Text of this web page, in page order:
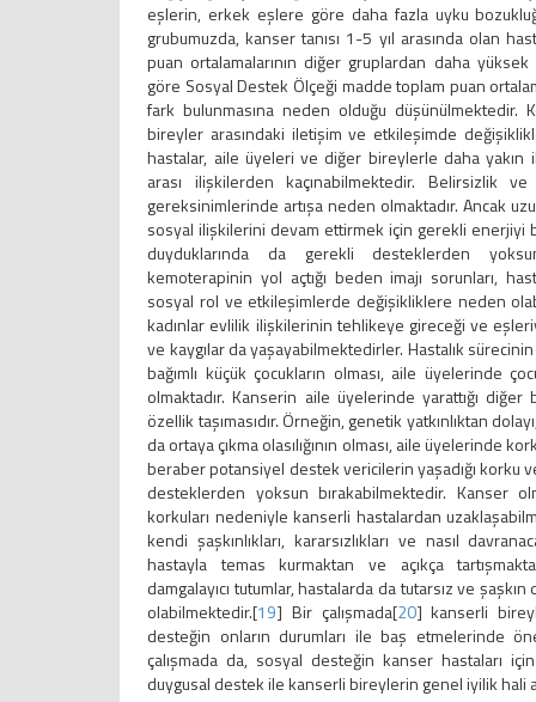
eşlerin, erkek eşlere göre daha fazla uyku
grubumuzda, kanser tanısı 1-5 yıl arasında olan
puan ortalamalarının diğer gruplardan daha
göre Sosyal Destek Ölçeği madde toplam puan
fark bulunmasına neden olduğu düşünülmektedir.
bireyler arasındaki iletişim ve etkileşimde
hastalar, aile üyeleri ve diğer bireylerle daha
arası ilişkilerden kaçınabilmektedir. Belirsizlik
gereksinimlerinde artışa neden olmaktadır. Ancak
sosyal ilişkilerini devam ettirmek için gerekli enerjiyi
duyduklarında da gerekli desteklerden
kemoterapinin yol açtığı beden imajı sorunları,
sosyal rol ve etkileşimlerde değişikliklere neden
kadınlar evlilik ilişkilerinin tehlikeye gireceği ve
ve kaygılar da yaşayabilmektedirler. Hastalık
bağımlı küçük çocukların olması, aile üyelerinde
olmaktadır. Kanserin aile üyelerinde yarattığı
özellik taşımasıdır. Örneğin, genetik yatkınlıktan
da ortaya çıkma olasılığının olması, aile üyelerinde
beraber potansiyel destek vericilerin yaşadığı korku
desteklerden yoksun bırakabilmektedir. Kanser
korkuları nedeniyle kanserli hastalardan
kendi şaşkınlıkları, kararsızlıkları ve nasıl
hastayla temas kurmaktan ve açıkça
damgalayıcı tutumlar, hastalarda da tutarsız ve
olabilmektedir.[19] Bir çalışmada[20] kanserli
desteğin onların durumları ile baş etmelerinde
çalışmada da, sosyal desteğin kanser hastaları
duygusal destek ile kanserli bireylerin genel iyilik hali